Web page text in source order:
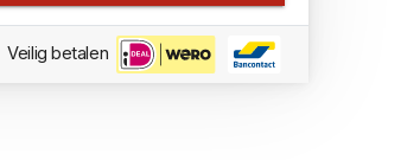
Veilig betalen